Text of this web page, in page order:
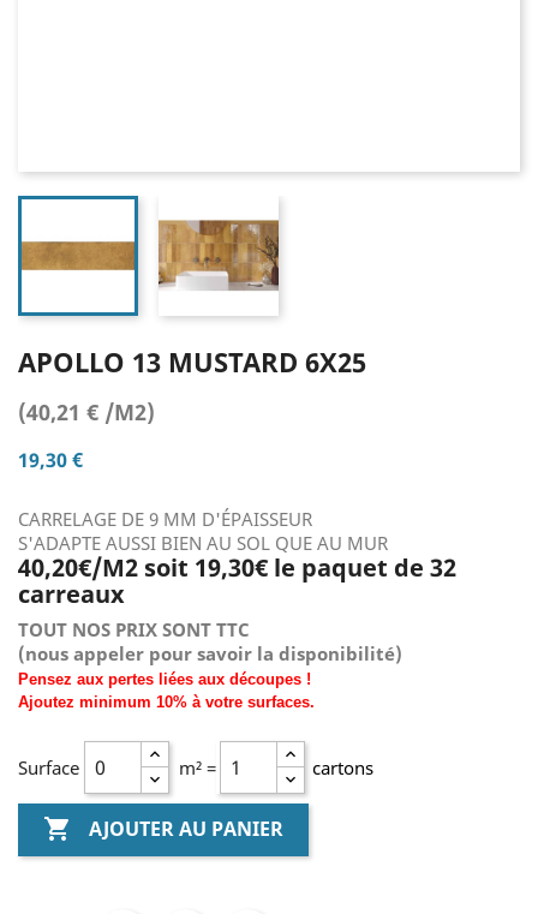
APOLLO 13 MUSTARD 6X25
(40,21 € /M2)
19,30 €
CARRELAGE DE 9 MM D'ÉPAISSEUR
S'ADAPTE AUSSI BIEN AU SOL QUE AU MUR
40,20€/M2 soit 19,30€ le paquet de 32
carreaux
TOUT NOS PRIX SONT TTC
(nous appeler pour savoir la disponibilité)
Pensez aux pertes liées aux découpes !
Ajoutez minimum 10% à votre surfaces.
Surface m² = cartons
 AJOUTER AU PANIER